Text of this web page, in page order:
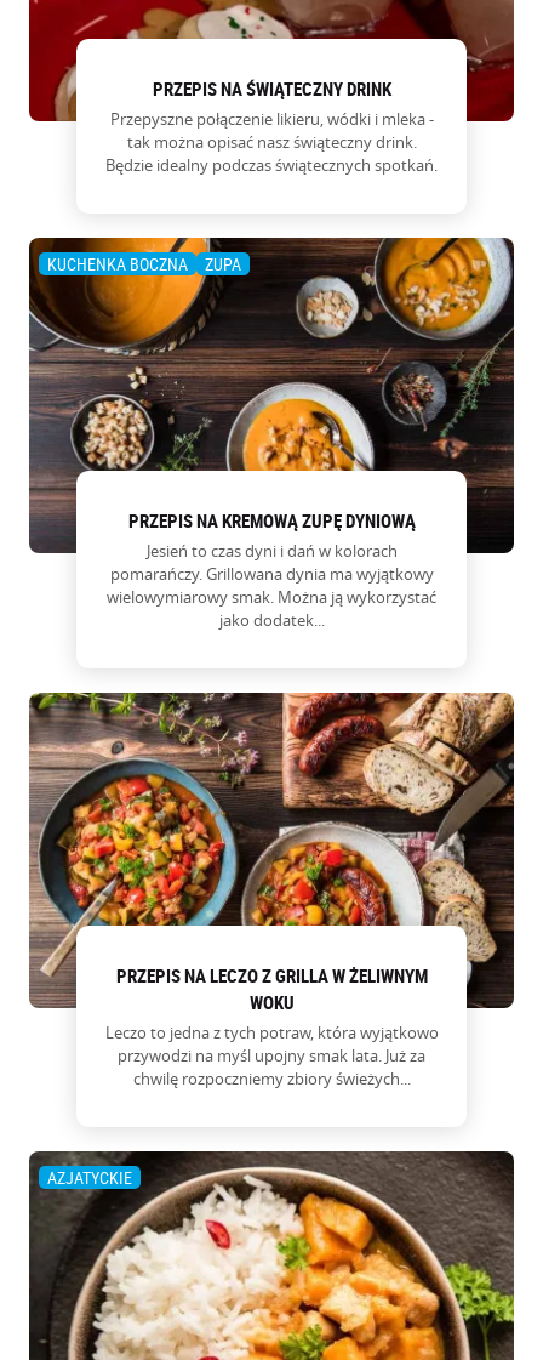
PRZEPIS NA ŚWIĄTECZNY DRINK
Przepyszne połączenie likieru, wódki i mleka -
tak można opisać nasz świąteczny drink.
Będzie idealny podczas świątecznych spotkań.
KUCHENKA BOCZNA ZUPA
PRZEPIS NA KREMOWĄ ZUPĘ DYNIOWĄ
Jesień to czas dyni i dań w kolorach
pomarańczy. Grillowana dynia ma wyjątkowy
wielowymiarowy smak. Można ją wykorzystać
jako dodatek...
PRZEPIS NA LECZO Z GRILLA W ŻELIWNYM
WOKU
Leczo to jedna z tych potraw, która wyjątkowo
przywodzi na myśl upojny smak lata. Już za
chwilę rozpoczniemy zbiory świeżych...
AZJATYCKIE